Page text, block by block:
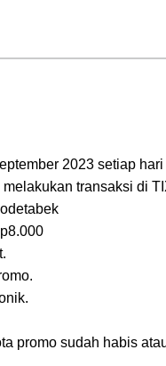
2023 setiap
transaksi di
promo sudah habis